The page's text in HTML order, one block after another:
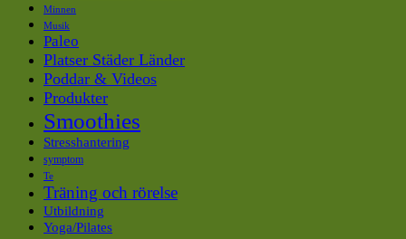
Minnen
Musik
Paleo
Platser Städer Länder
Poddar & Videos
Produkter
Smoothies
Stresshantering
symptom
Te
Träning och rörelse
Utbildning
Yoga/Pilates